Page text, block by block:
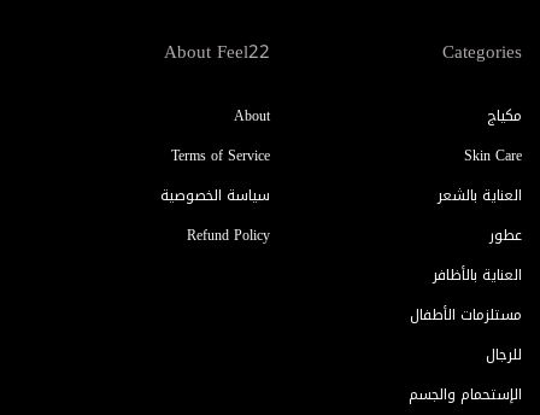
Categories
مكياج
Skin Care
العناية بالشعر
عطور
العناية بالأظافر
مستلزمات الأطفال
للرجال
الإستحمام والجسم
About Feel22
About
Terms of Service
سياسة الخصوصية
Refund Policy